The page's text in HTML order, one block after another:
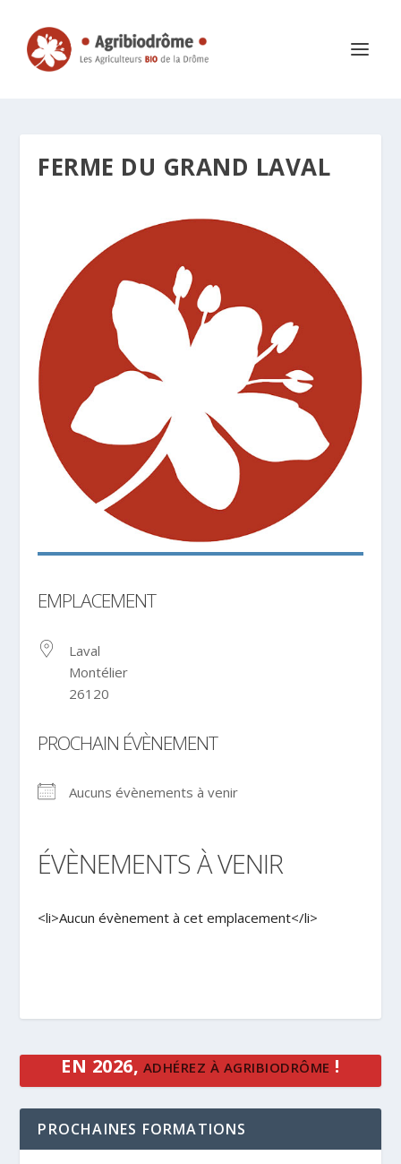
FERME DU GRAND LAVAL
EMPLACEMENT
Laval
Montélier
26120
PROCHAIN ÉVÈNEMENT
Aucuns évènements à venir
ÉVÈNEMENTS À VENIR
<li>Aucun évènement à cet emplacement</li>
EN 2026, ADHÉREZ À AGRIBIODRÔME !
PROCHAINES FORMATIONS